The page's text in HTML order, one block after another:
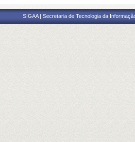
SIGAA | Secretaria de Tecnologia da